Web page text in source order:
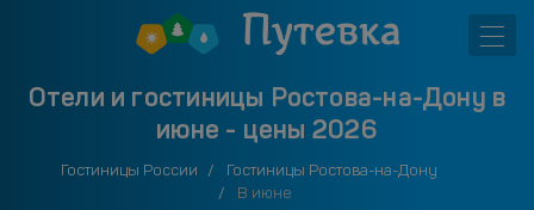
Отели и гостиницы Ростова-на-Дону в
июне - цены 2026
Гостиницы России
Гостиницы Ростова-на-Дону
В июне